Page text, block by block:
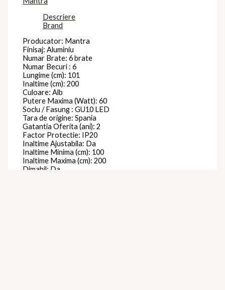
Descriere
Brand
Producator: Mantra
Finisaj: Aluminiu
Numar Brate: 6 brate
Numar Becuri : 6
Lungime (cm): 101
Inaltime (cm): 200
Culoare: Alb
Putere Maxima (Watt): 60
Soclu / Fasung : GU10 LED
Tara de origine: Spania
Gatantia Oferita (ani): 2
Factor Protectie: IP20
Inaltime Ajustabila: Da
Inaltime Minima (cm): 100
Inaltime Maxima (cm): 200
Dimabil: Da